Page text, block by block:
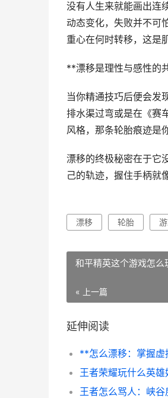
没有人生来就能画出连
动态变化，失败并不可
重心在何时转移，这是
**漂移是理性与感性的
当你精通技巧后便会发
排水渠过弯或是在《赛
风格，那条轮胎痕迹是
漂移的终极秘密在于它
己的轨迹，握住手柄就
漂移 轮胎
和平精英这个游戏怎
« 上一篇
延伸阅读
**怎么漂移：掌握
王者怎么骂人：峡